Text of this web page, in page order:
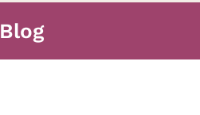
Blog